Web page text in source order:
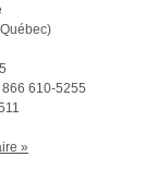
610-5255
»